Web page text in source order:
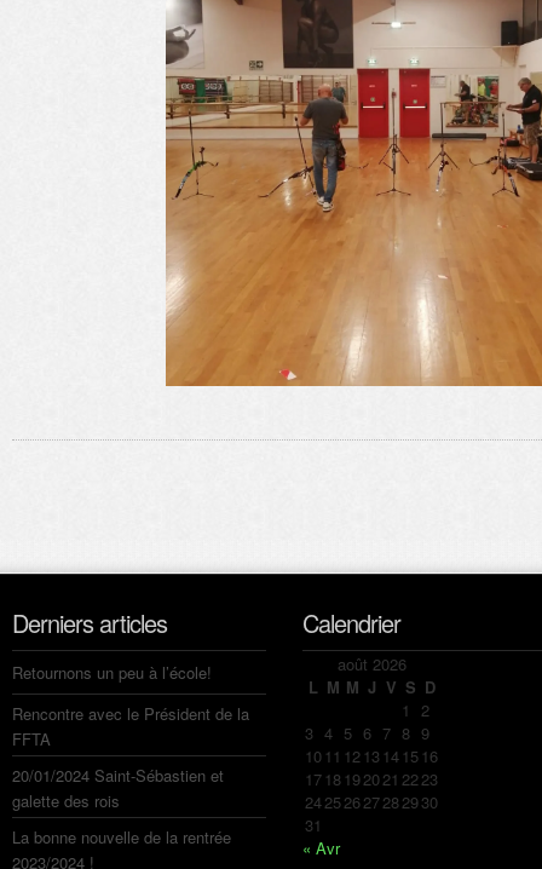
Derniers articles
Retournons un peu à l’école!
Rencontre avec le Président de la
FFTA
20/01/2024 Saint-Sébastien et
galette des rois
La bonne nouvelle de la rentrée
2023/2024 !
Calendrier
août 2026
L M M J V S D
1 2
3 4 5 6 7 8 9
10 11 12 13 14 15 16
17 18 192021 2223
24252627282930
31
« Avr